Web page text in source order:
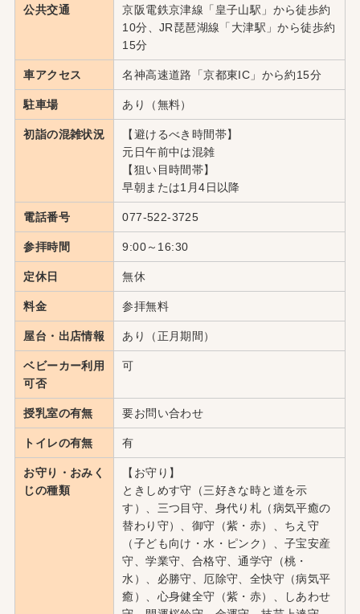
公共交通
京阪電鉄京津線「皇子山駅」から徒歩約
10分、JR琵琶湖線「大津駅」から徒歩約
15分
車アクセス 名神高速道路「京都東IC」から約15分
駐車場 あり（無料）
初詣の混雑状況
【避けるべき時間帯】
元日午前中は混雑
【狙い目時間帯】
早朝または1月4日以降
電話番号 077-522-3725
参拝時間 9:00～16:30
定休日 無休
料金 参拝無料
屋台・出店情報 あり（正月期間）
ベビーカー利用
可否
可
授乳室の有無 要お問い合わせ
トイレの有無 有
お守り・おみく
じの種類
【お守り】
ときしめす守（三好きな時と道を示
す）、三つ目守、身代り札（病気平癒の
替わり守）、御守（紫・赤）、ちえ守
（子ども向け・水・ピンク）、子宝安産
守、学業守、合格守、通学守（桃・
水）、必勝守、厄除守、全快守（病気平
癒）、心身健全守（紫・赤）、しあわせ